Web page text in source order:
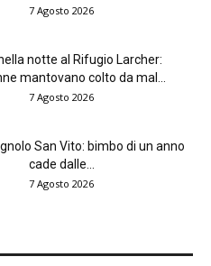
7 Agosto 2026
notte al Rifugio Larcher:
mantovano colto da mal...
7 Agosto 2026
San Vito: bimbo di un anno
cade dalle...
7 Agosto 2026